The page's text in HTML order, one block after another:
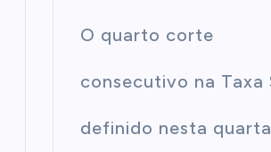
O quarto corte
consecutivo na Taxa
definido nesta